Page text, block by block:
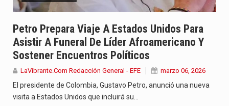
Petro Prepara Viaje A Estados Unidos Para
Asistir A Funeral De Líder Afroamericano Y
Sostener Encuentros Políticos
LaVibrante.Com Redacción General - EFE marzo 06, 2026
El presidente de Colombia, Gustavo Petro, anunció una nueva
visita a Estados Unidos que incluirá su…